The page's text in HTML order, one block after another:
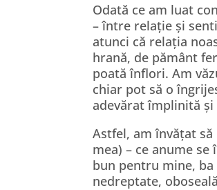
Odată ce am luat
– între relație și
atunci că relația
hrană, de pământ
poată înflori. Am
chiar pot să o
adevărat împlinită
Astfel, am învățat
mea) – ce anume
bun pentru mine,
nedreptate,